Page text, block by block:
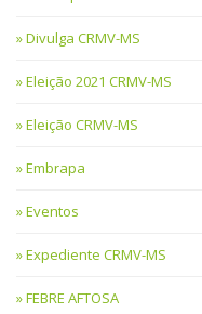
Divulga CRMV-MS
Eleição 2021 CRMV-MS
Eleição CRMV-MS
Embrapa
Eventos
Expediente CRMV-MS
FEBRE AFTOSA